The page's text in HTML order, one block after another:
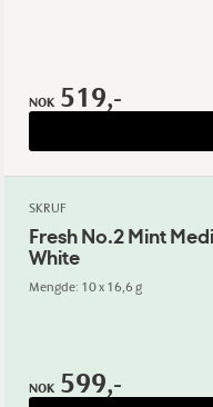
NOK 519,-
SKRUF
Fresh No.2 Mint
White
Mengde: 10 x 16,6 g
NOK 599,-